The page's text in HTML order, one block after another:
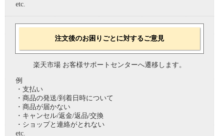
etc.
注文後のお困りごとに対するご意見
楽天市場 お客様サポートセンターへ遷移します。
例
・支払い
・商品の発送/到着日時について
・商品が届かない
・キャンセル/返金/返品/交換
・ショップと連絡がとれない
etc.